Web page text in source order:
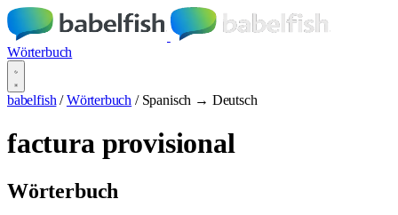
Wörterbuch
babelfish / Wörterbuch / Spanisch → Deutsch
factura provisional
Wörterbuch